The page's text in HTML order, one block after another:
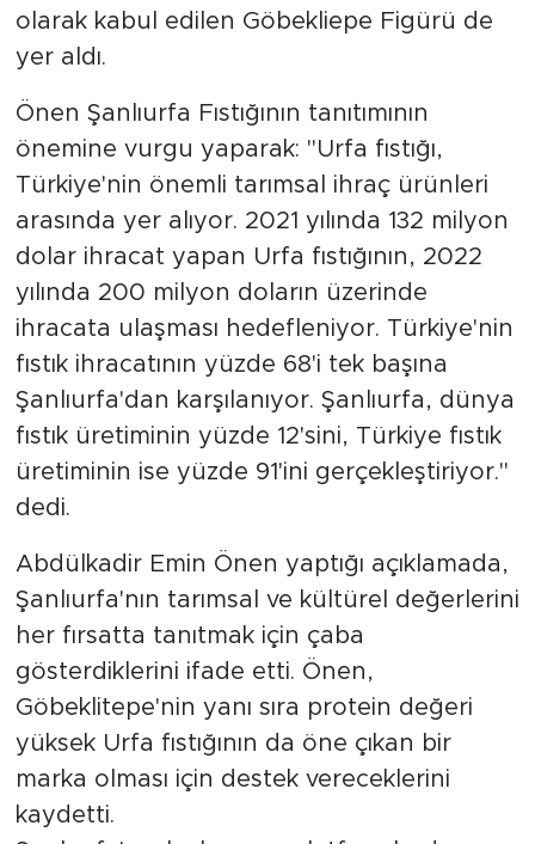
olarak kabul edilen Göbekliepe Figürü de
yer aldı.
Önen Şanlıurfa Fıstığının tanıtımının
önemine vurgu yaparak: "Urfa fıstığı,
Türkiye'nin önemli tarımsal ihraç ürünleri
arasında yer alıyor. 2021 yılında 132 milyon
dolar ihracat yapan Urfa fıstığının, 2022
yılında 200 milyon doların üzerinde
ihracata ulaşması hedefleniyor. Türkiye'nin
fıstık ihracatının yüzde 68'i tek başına
Şanlıurfa'dan karşılanıyor. Şanlıurfa, dünya
fıstık üretiminin yüzde 12'sini, Türkiye fıstık
üretiminin ise yüzde 91'ini gerçekleştiriyor."
dedi.
Abdülkadir Emin Önen yaptığı açıklamada,
Şanlıurfa'nın tarımsal ve kültürel değerlerini
her fırsatta tanıtmak için çaba
gösterdiklerini ifade etti. Önen,
Göbeklitepe'nin yanı sıra protein değeri
yüksek Urfa fıstığının da öne çıkan bir
marka olması için destek vereceklerini
kaydetti.